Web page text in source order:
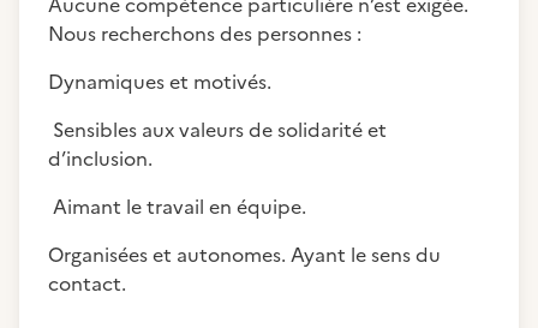
Nous recherchons des personnes :
Dynamiques et motivés.
Sensibles aux valeurs de solidarité et
d’inclusion.
Aimant le travail en équipe.
Organisées et autonomes. Ayant le sens du
contact.